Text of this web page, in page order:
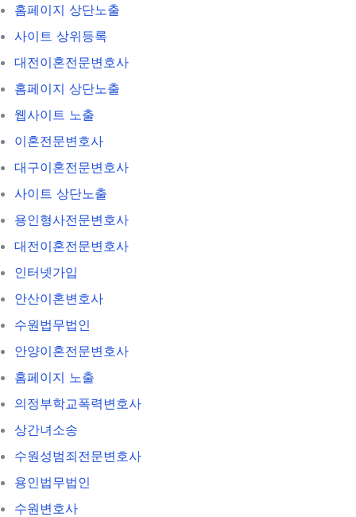
홈페이지 상단노출
사이트 상위등록
대전이혼전문변호사
홈페이지 상단노출
웹사이트 노출
이혼전문변호사
대구이혼전문변호사
사이트 상단노출
용인형사전문변호사
대전이혼전문변호사
인터넷가입
안산이혼변호사
수원법무법인
안양이혼전문변호사
홈페이지 노출
의정부학교폭력변호사
상간녀소송
수원성범죄전문변호사
용인법무법인
수원변호사